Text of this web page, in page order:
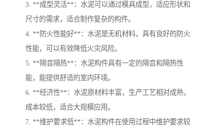
3. **成型灵活**：水泥可以通过模具成型，适应形状和
尺寸的需求，适合制作复杂的构件。
4. **防火性能好**：水泥是无机材料，具有良好的防火
性能，可以有效降低火灾风险。
5. **隔音隔热**：水泥构件具有一定的隔音和隔热性
能，能提供舒适的室内环境。
6. **经济性**：水泥原材料丰富，生产工艺相对成熟，
成本较低，适合大规模应用。
7. **维护要求低**：水泥构件在使用过程中维护要求较